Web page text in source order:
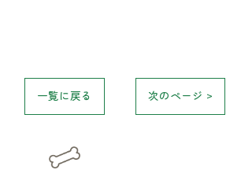
一覧に戻る 次のページ >